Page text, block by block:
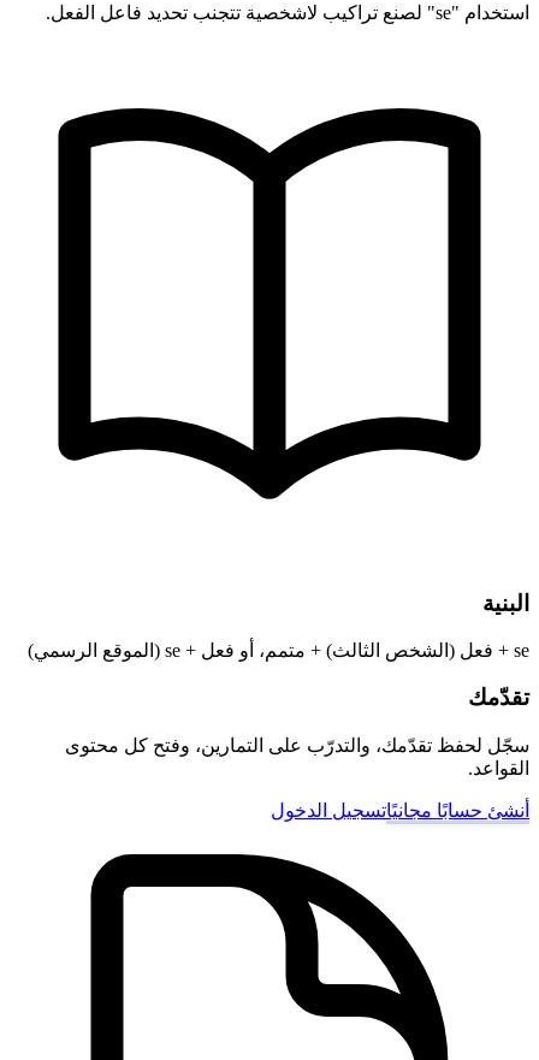
استخدام "se" لصنع تراكيب لاشخصية تتجنب تحديد فاعل الفعل.
البنية
se + فعل (الشخص الثالث) + متمم، أو فعل + se (الموقع الرسمي)
تقدّمك
سجّل لحفظ تقدّمك، والتدرّب على التمارين، وفتح كل محتوى
القواعد.
أنشئ حسابًا مجانيًاتسجيل الدخول